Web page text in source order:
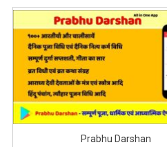
Prabhu Darshan